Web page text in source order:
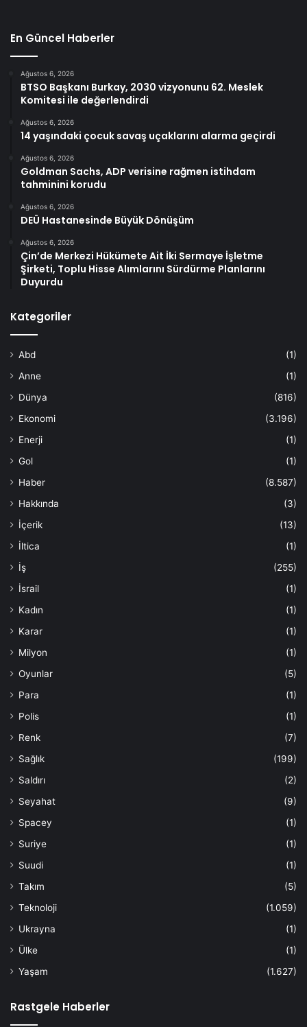
En Güncel Haberler
Ağustos 6, 2026
BTSO Başkanı Burkay, 2030 vizyonunu 62. Meslek
Komitesi ile değerlendirdi
Ağustos 6, 2026
14 yaşındaki çocuk savaş uçaklarını alarma geçirdi
Ağustos 6, 2026
Goldman Sachs, ADP verisine rağmen istihdam
tahminini korudu
Ağustos 6, 2026
DEÜ Hastanesinde Büyük Dönüşüm
Ağustos 6, 2026
Çin’de Merkezi Hükümete Ait İki Sermaye İşletme
Şirketi, Toplu Hisse Alımlarını Sürdürme Planlarını
Duyurdu
Kategoriler
Abd
(1)
Anne
(1)
Dünya
(816)
Ekonomi
(3.196)
Enerji
(1)
Gol
(1)
Haber
(8.587)
Hakkında
(3)
İçerik
(13)
İltica
(1)
İş
(255)
İsrail
(1)
Kadın
(1)
Karar
(1)
Milyon
(1)
Oyunlar
(5)
Para
(1)
Polis
(1)
Renk
(7)
Sağlık
(199)
Saldırı
(2)
Seyahat
(9)
Spacey
(1)
Suriye
(1)
Suudi
(1)
Takım
(5)
Teknoloji
(1.059)
Ukrayna
(1)
Ülke
(1)
Yaşam
(1.627)
Rastgele Haberler